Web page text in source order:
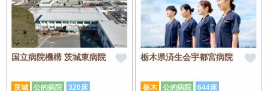
国立病院機構 茨城東病院
茨城 公的病院 320床
栃木県済生会宇都宮病院
栃木 公的病院 644床